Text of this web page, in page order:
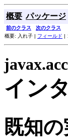
概要 パッケージ
前のクラス 次のクラス
概要: 入れ子 | フィールド |
イン
既知